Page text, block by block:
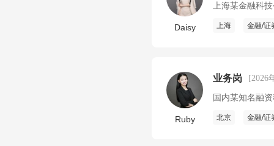
Daisy
上海某金融科
上海 金融/证
Ruby
业务岗 [2026
国内某知名融
北京 金融/证